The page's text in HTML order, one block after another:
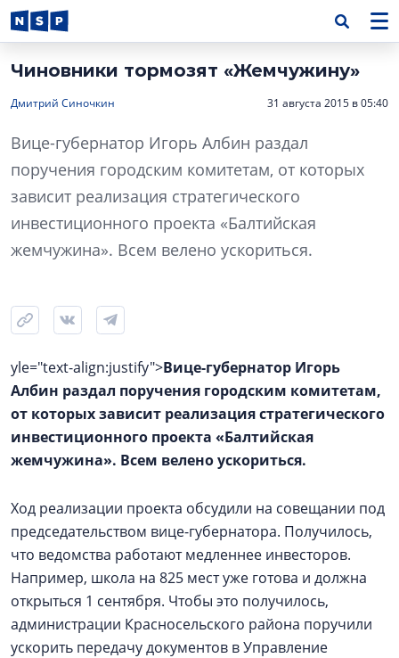
Чиновники тормозят «Жемчужину»
Дмитрий Синочкин 31 августа 2015 в 05:40
Вице-губернатор Игорь Албин раздал
поручения городским комитетам, от которых
зависит реализация стратегического
инвестиционного проекта «Балтийская
жемчужина». Всем велено ускориться.
yle="text-align:justify">Вице-губернатор Игорь
Албин раздал поручения городским комитетам,
от которых зависит реализация стратегического
инвестиционного проекта «Балтийская
жемчужина». Всем велено ускориться.
Ход реализации проекта обсудили на совещании под
председательством вице-губернатора. Получилось,
что ведомства работают медленнее инвесторов.
Например, школа на 825 мест уже готова и должна
открыться 1 сентября. Чтобы это получилось,
администрации Красносельского района поручили
ускорить передачу документов в Управление